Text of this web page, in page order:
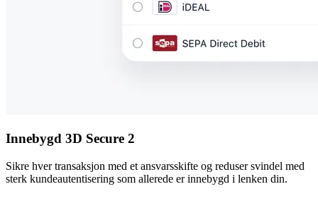
Innebygd 3D Secure 2
Sikre hver transaksjon med et ansvarsskifte og reduser svindel med
sterk kundeautentisering som allerede er innebygd i lenken din.